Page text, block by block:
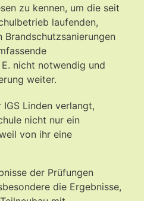
zu kennen, um die seit
laufenden,
nicht notwendig und
weiter.
Linden verlangt,
nicht nur ein
von ihr eine
der Prüfungen
die Ergebnisse,